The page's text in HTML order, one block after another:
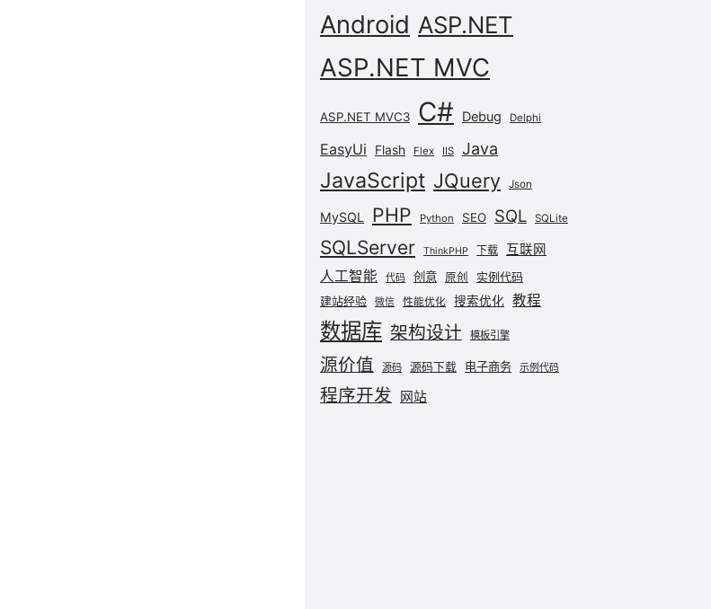
Android ASP.NET
ASP.NET MVC
ASP.NET MVC3 C# Debug Delphi
EasyUi Flash Flex IIS Java
JavaScript JQuery Json
MySQL PHP Python SEO SQL SQLite
SQLServer ThinkPHP 下载 互联网
人工智能 代码 创意 原创
实例代码
建站经验
微信 性能优化 搜索优化 教程
数据库 架构设计 模板引擎
源价值 源码 源码下载 电子商务 示例代码
程序开发 网站